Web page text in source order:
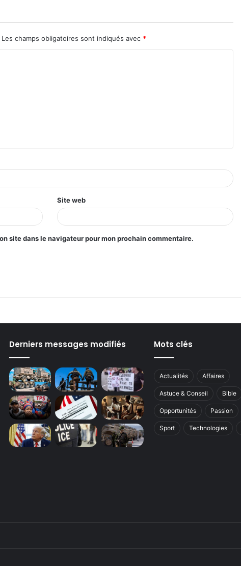
Les champs obligatoires sont indiqués avec *
Site web
site dans le navigateur pour mon prochain commentaire.
Derniers messages modifiés Mots clés
Actualités Affaires
Astuce & Conseil Bible
Opportunités Passion
Sport Technologies